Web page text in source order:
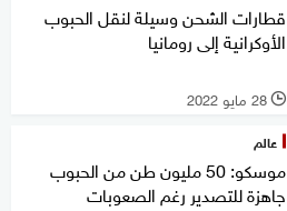
قطارات الشحن وسيلة لنقل الحبوب
الأوكرانية إلى رومانيا
l 28 مايو 2022
عالم
موسكو: 50 مليون طن من الحبوب
جاهزة للتصدير رغم الصعوبات